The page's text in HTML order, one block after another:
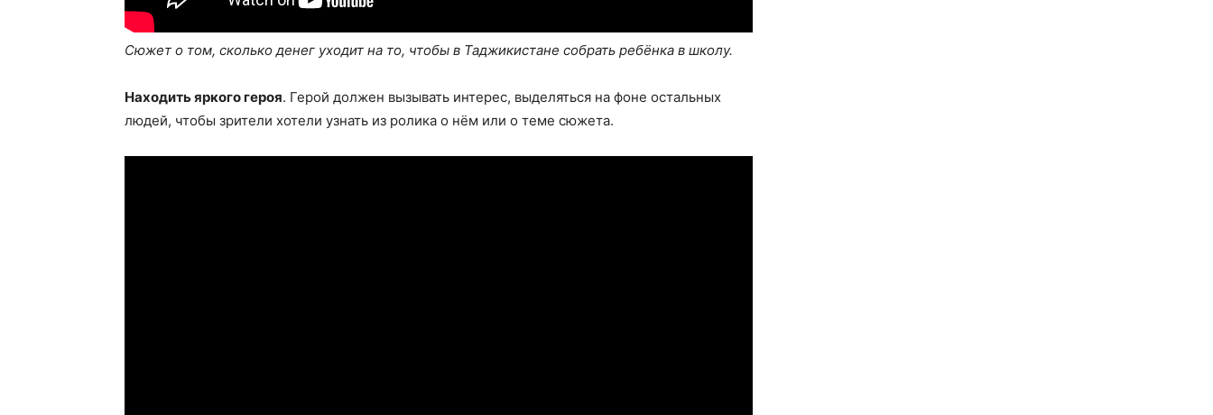
Сюжет о том, сколько денег уходит на то, чтобы в Таджикистане собрать ребёнка в школу.
Находить яркого героя. Герой должен вызывать интерес, выделяться на фоне остальных
людей, чтобы зрители хотели узнать из ролика о нём или о теме сюжета.